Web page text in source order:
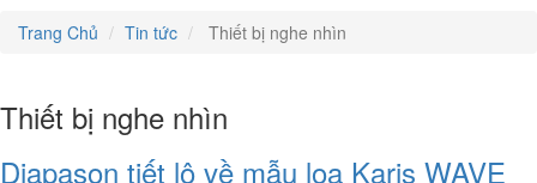
Trang Chủ
Tin tức Thiết bị nghe nhìn
Thiết bị nghe nhìn
Diapason tiết lộ về mẫu loa Karis WAVE